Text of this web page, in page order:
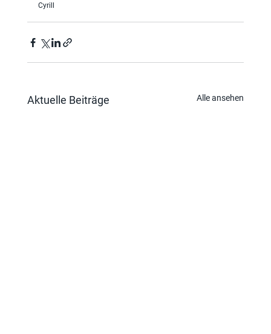
Cyrill
Aktuelle Beiträge Alle ansehen